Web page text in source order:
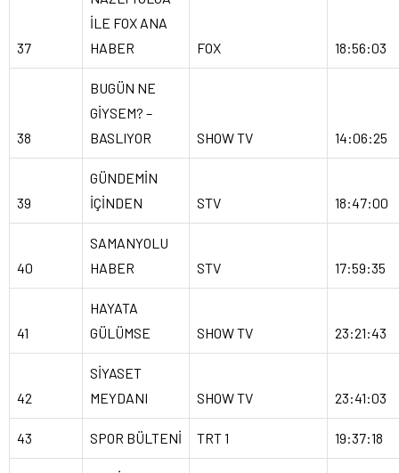
37
İLE FOX ANA
HABER
FOX 18:56:03
38
BUGÜN NE
GİYSEM? –
BASLIYOR
SHOW TV 14:06:25
39
GÜNDEMİN
İÇİNDEN
STV 18:47:00
40
SAMANYOLU
HABER
STV 17:59:35
41
HAYATA
GÜLÜMSE
SHOW TV 23:21:43
42
SİYASET
MEYDANI
SHOW TV 23:41:03
43 SPOR BÜLTENİ TRT 1 19:37:18